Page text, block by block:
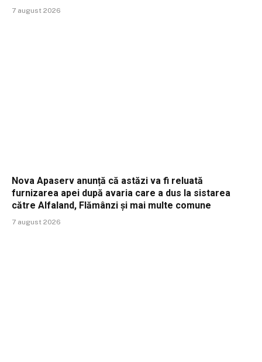
7 august 2026
Nova Apaserv anunță că astăzi va fi reluată
furnizarea apei după avaria care a dus la sistarea
către Alfaland, Flămânzi și mai multe comune
7 august 2026